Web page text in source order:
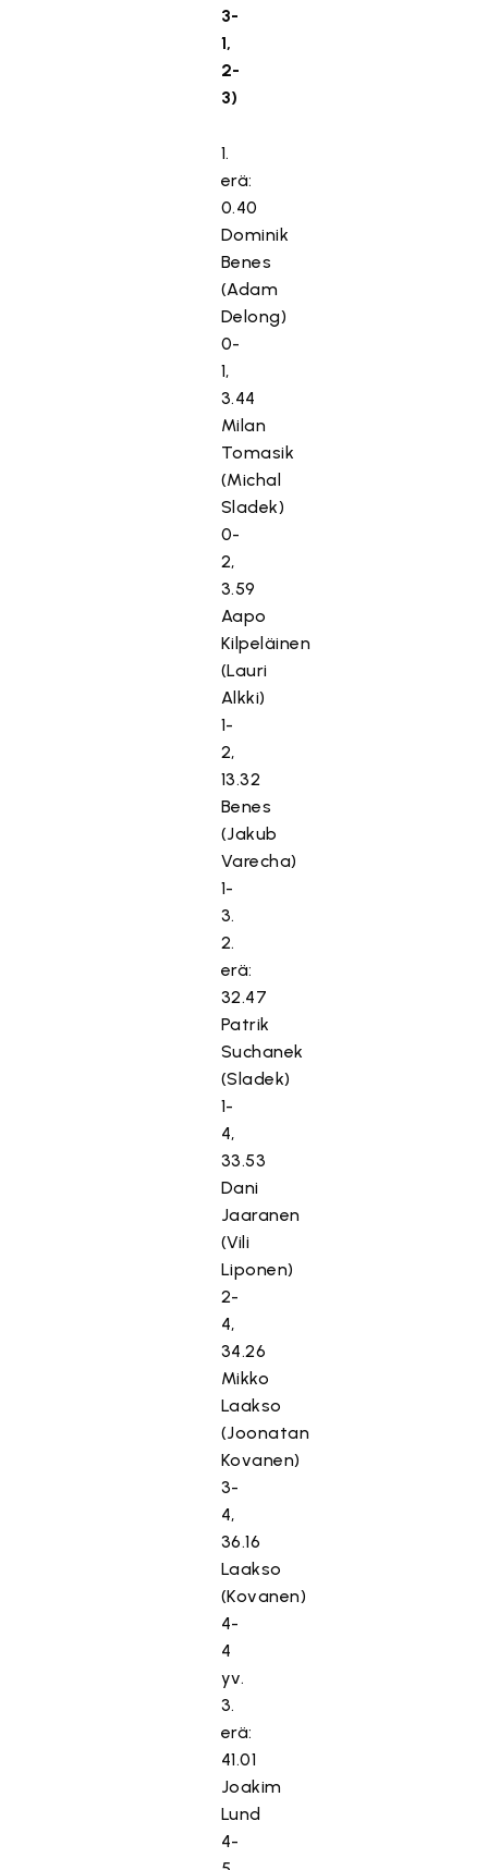
3-
1,
2-
3)
1.
erä:
0.40
Dominik
Benes
(Adam
Delong)
0-
1,
3.44
Milan
Tomasik
(Michal
Sladek)
0-
2,
3.59
Aapo
Kilpeläinen
(Lauri
Alkki)
1-
2,
13.32
Benes
(Jakub
Varecha)
1-
3.
2.
erä:
32.47
Patrik
Suchanek
(Sladek)
1-
4,
33.53
Dani
Jaaranen
(Vili
Liponen)
2-
4,
34.26
Mikko
Laakso
(Joonatan
Kovanen)
3-
4,
36.16
Laakso
(Kovanen)
4-
4
yv.
3.
erä:
41.01
Joakim
Lund
4-